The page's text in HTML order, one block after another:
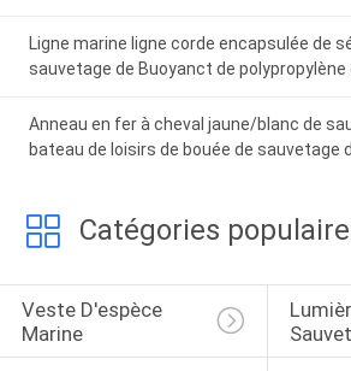
Ligne marine ligne corde encapsulée de
sauvetage de Buoyanct de
Anneau en fer à cheval jaune/blanc de
bateau de loisirs de bouée de sauvetage
Catégories
Veste D'espèce
Marine